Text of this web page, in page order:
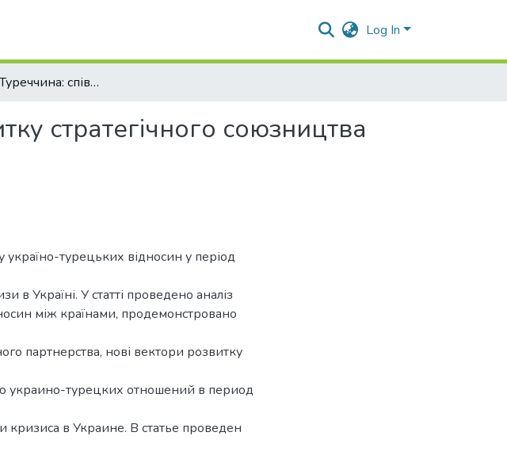
Log In
Україна і Туреччина: співпраця у розвитку стратегічного союзництва
стратегічного союзництва
україно-турецьких відносин у період
в Україні. У статті проведено аналіз
між країнами, продемонстровано
партнерства, нові вектори розвитку
украино-турецких отношений в период
в Украине. В статье проведен